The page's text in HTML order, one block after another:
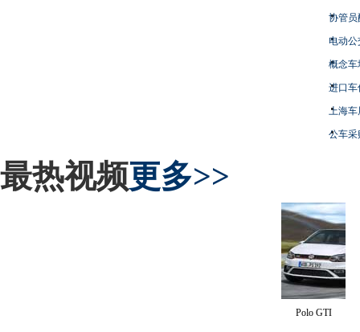
协管员
电动
概念车
进口车
上海
公车采
最热视频更多>>
Polo GTI